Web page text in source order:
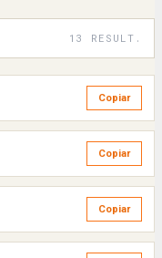
13 RESULT.
Copiar
Copiar
Copiar